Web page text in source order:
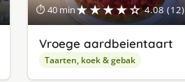
⏱ 40 min★★★★☆ 4.08 (12)
Vroege aardbeientaart
Taarten, koek & gebak